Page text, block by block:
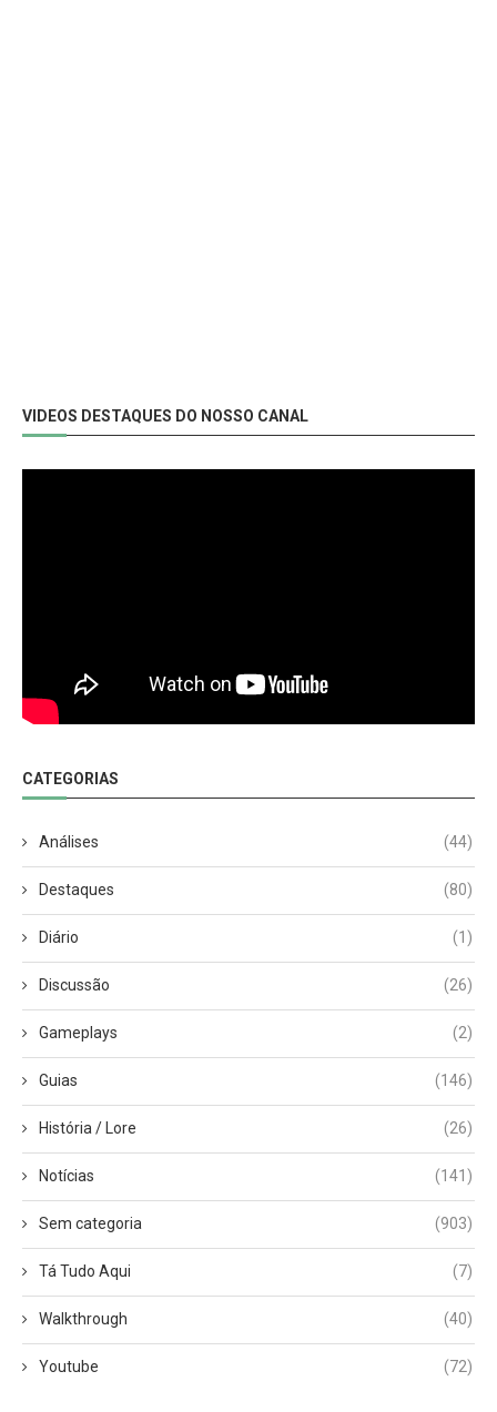
VIDEOS DESTAQUES DO NOSSO CANAL
CATEGORIAS
Análises (44)
Destaques (80)
Diário (1)
Discussão (26)
Gameplays (2)
Guias (146)
História / Lore (26)
Notícias (141)
Sem categoria (903)
Tá Tudo Aqui (7)
Walkthrough (40)
Youtube (72)